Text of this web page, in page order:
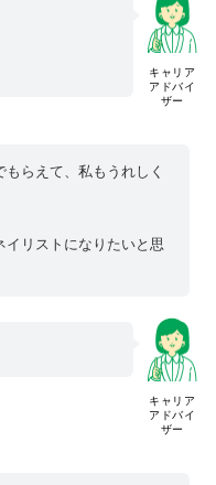
キャリア
アドバイ
ザー
らえて、私もうれしく
イリストになりたいと思
キャリア
アドバイ
ザー